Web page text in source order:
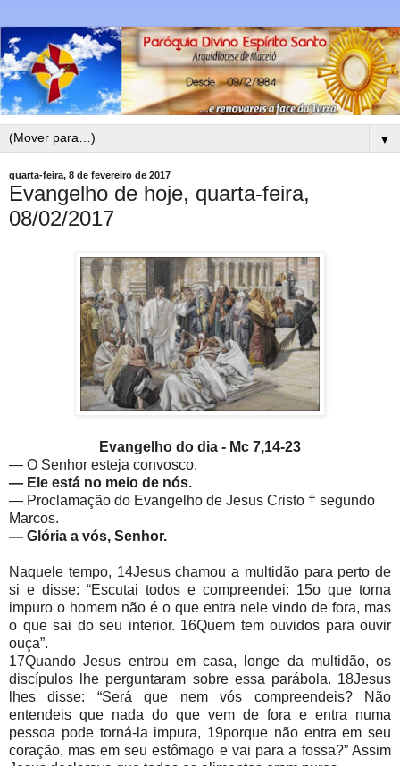
▼
quarta-feira, 8 de fevereiro de 2017
Evangelho de hoje, quarta-feira,
08/02/2017
Evangelho do dia - Mc 7,14-23
— O Senhor esteja convosco.
— Ele está no meio de nós.
— Proclamação do Evangelho de Jesus Cristo † segundo
Marcos.
— Glória a vós, Senhor.
Naquele tempo, 14Jesus chamou a multidão para perto de
si e disse: “Escutai todos e compreendei: 15o que torna
impuro o homem não é o que entra nele vindo de fora, mas
o que sai do seu interior. 16Quem tem ouvidos para ouvir
ouça”.
17Quando Jesus entrou em casa, longe da multidão, os
discípulos lhe perguntaram sobre essa parábola. 18Jesus
lhes disse: “Será que nem vós compreendeis? Não
entendeis que nada do que vem de fora e entra numa
pessoa pode torná-la impura, 19porque não entra em seu
coração, mas em seu estômago e vai para a fossa?” Assim